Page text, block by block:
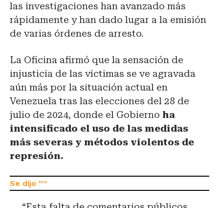
las investigaciones han avanzado más
rápidamente y han dado lugar a la emisión
de varias órdenes de arresto.
La Oficina afirmó que la sensación de
injusticia de las víctimas se ve agravada
aún más por la situación actual en
Venezuela tras las elecciones del 28 de
julio de 2024, donde el Gobierno ha
intensificado el uso de las medidas
más severas y métodos violentos de
represión.